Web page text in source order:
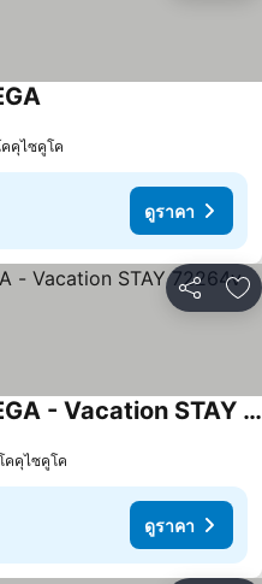
ดูราคา
คคุไซคูโค
ดูราคา
แชร์ เ
NARITA HOTEL KAKUREGA - Vacation STAY 72264v
คคุไซคูโค
ดูราคา